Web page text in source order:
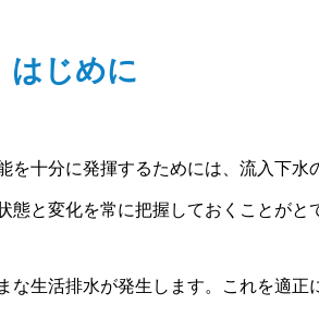
はじめに
を十分に発揮するためには、流入下水
態と変化を常に把握しておくことがと
な生活排水が発生します。これを適正